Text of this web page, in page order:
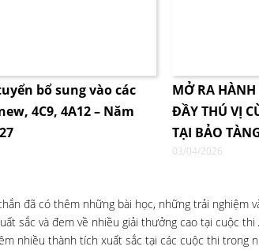
bổ sung vào các
4C9, 4A12 – Năm
MỞ RA
ĐẦY THÚ VỊ
TẠI BẢO
03/04/2026
đã có thêm những bài học, những trải nghiệm
sắc và đem về nhiều giải thưởng cao tại cuộc thi
nhiều thành tích xuất sắc tại các cuộc thi trong